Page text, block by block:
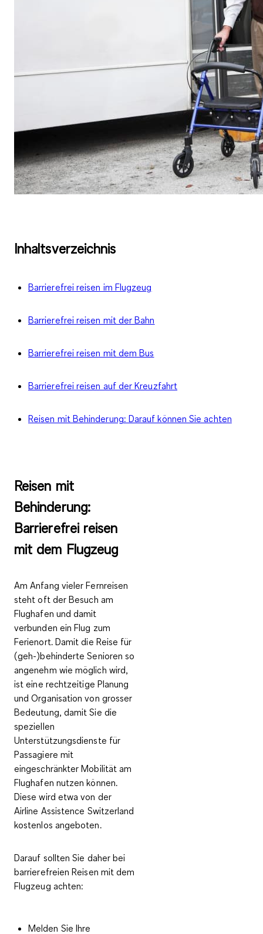
Inhaltsverzeichnis
Barrierefrei reisen im Flugzeug
Barrierefrei reisen mit der Bahn
Barrierefrei reisen mit dem Bus
Barrierefrei reisen auf der Kreuzfahrt
Reisen mit Behinderung: Darauf können Sie achten
Reisen mit
Behinderung:
Barrierefrei reisen
mit dem Flugzeug
Am Anfang vieler Fernreisen
steht oft der Besuch am
Flughafen und damit
verbunden ein Flug zum
Ferienort. Damit die Reise für
(geh-)behinderte Senioren so
angenehm wie möglich wird,
ist eine rechtzeitige Planung
und Organisation von grosser
Bedeutung, damit Sie die
speziellen
Unterstützungsdienste für
Passagiere mit
eingeschränkter Mobilität am
Flughafen nutzen können.
Diese wird etwa von der
Airline Assistence Switzerland
kostenlos angeboten.
Darauf sollten Sie daher bei
barrierefreien Reisen mit dem
Flugzeug achten:
Melden Sie Ihre